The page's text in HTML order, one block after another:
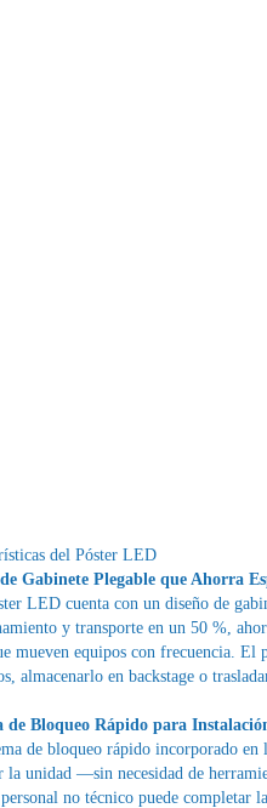
del Póster LED
Gabinete Plegable que Ahorra
LED cuenta con un diseño de
y transporte en un 50 %,
mueven equipos con frecuencia. El
almacenarlo en backstage o
de Bloqueo Rápido para
de bloqueo rápido incorporado en
la unidad —sin necesidad de
no técnico puede completar